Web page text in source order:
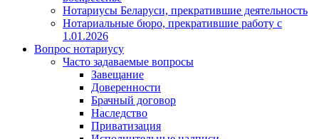
Нотариусы Беларуси, прекратившие деятельность
Нотариальные бюро, прекратившие работу с
1.01.2026
Вопрос нотариусу
Часто задаваемые вопросы
Завещание
Доверенности
Брачный договор
Наследство
Приватизация